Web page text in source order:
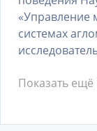
«Управление
системах
Показать ещё